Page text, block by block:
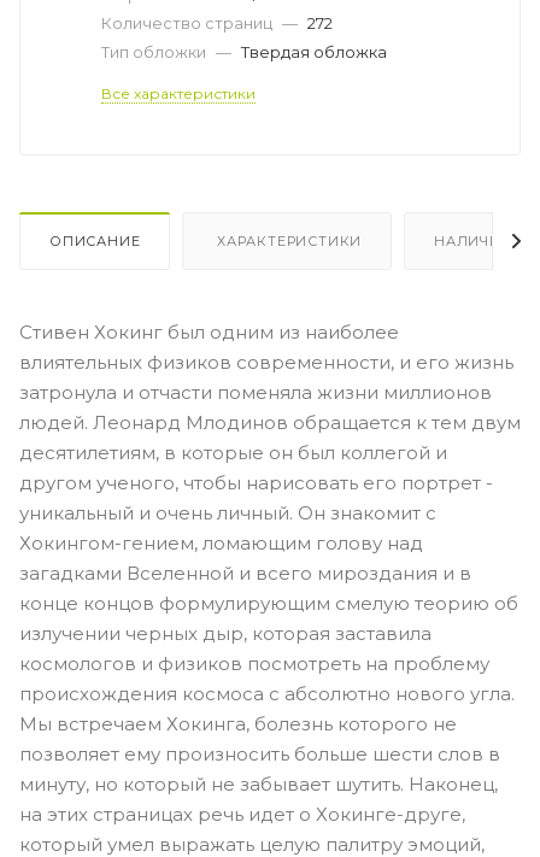
Количество страниц — 272
Тип обложки — Твердая обложка
Все характеристики
ОПИСАНИЕ ХАРАКТЕРИСТИКИ НАЛИЧИЕ
Стивен Хокинг был одним из наиболее
влиятельных физиков современности, и его жизнь
затронула и отчасти поменяла жизни миллионов
людей. Леонард Млодинов обращается к тем двум
десятилетиям, в которые он был коллегой и
другом ученого, чтобы нарисовать его портрет -
уникальный и очень личный. Он знакомит с
Хокингом-гением, ломающим голову над
загадками Вселенной и всего мироздания и в
конце концов формулирующим смелую теорию об
излучении черных дыр, которая заставила
космологов и физиков посмотреть на проблему
происхождения космоса с абсолютно нового угла.
Мы встречаем Хокинга, болезнь которого не
позволяет ему произносить больше шести слов в
минуту, но который не забывает шутить. Наконец,
на этих страницах речь идет о Хокинге-друге,
который умел выражать целую палитру эмоций,